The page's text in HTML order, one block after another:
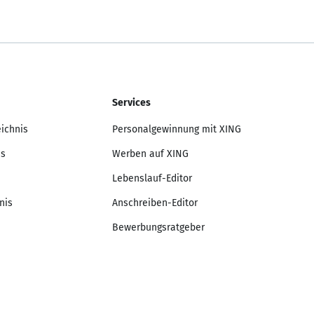
Services
Personalgewinnung mit XING
Werben auf XING
Lebenslauf-Editor
Anschreiben-Editor
Bewerbungsratgeber